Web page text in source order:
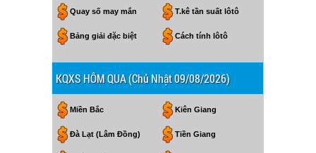
Quay số may mắn T.kê tần suất lôtô
Bảng giải đặc biệt Cách tính lôtô
KQXS HÔM QUA (Chủ Nhật 09/08/2026)
Miền Bắc Kiên Giang
Đà Lạt (Lâm Đồng) Tiền Giang